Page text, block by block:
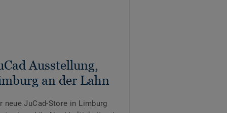
Ausstellung,
an der Lahn
neue JuCad-Store in Limburg